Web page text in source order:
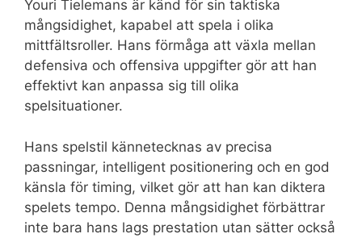
Youri Tielemans är känd för sin taktiska
mångsidighet, kapabel att spela i olika
mittfältsroller. Hans förmåga att växla mellan
defensiva och offensiva uppgifter gör att han
effektivt kan anpassa sig till olika
spelsituationer.
Hans spelstil kännetecknas av precisa
passningar, intelligent positionering och en god
känsla för timing, vilket gör att han kan diktera
spelets tempo. Denna mångsidighet förbättrar
inte bara hans lags prestation utan sätter också